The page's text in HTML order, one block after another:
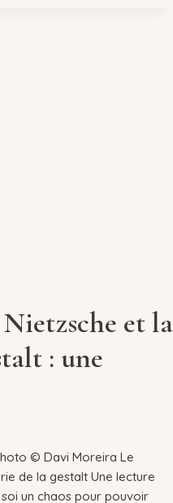
et la
: une
© Davi Moreira Le
de la gestalt Une lecture
un chaos pour pouvoir